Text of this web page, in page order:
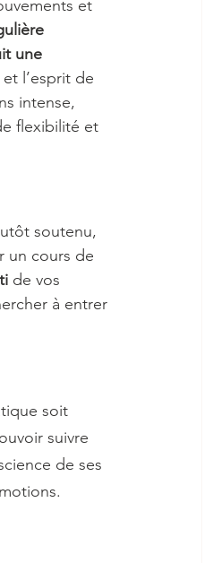
et
une
l’esprit de
intense,
flexibilité et
soutenu,
un cours de
de vos
à entrer
soit
suivre
de ses